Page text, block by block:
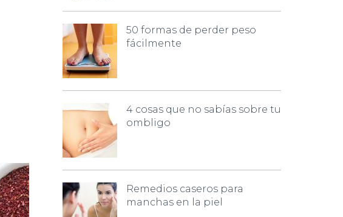
50 formas de perder peso
fácilmente
4 cosas que no sabías sobre tu
ombligo
Remedios caseros para
manchas en la piel